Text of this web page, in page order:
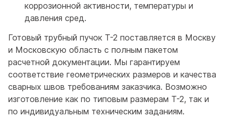
коррозионной активности, температуры и
давления сред.
Готовый трубный пучок Т-2 поставляется в Москву
и Московскую область с полным пакетом
расчетной документации. Мы гарантируем
соответствие геометрических размеров и качества
сварных швов требованиям заказчика. Возможно
изготовление как по типовым размерам Т-2, так и
по индивидуальным техническим заданиям.